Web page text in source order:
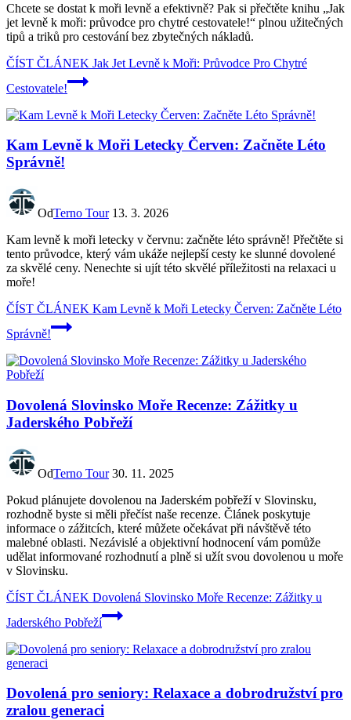
Chcete se dostat k moři levně a efektivně? Pak si přečtěte knihu „Jak
jet levně k moři: průvodce pro chytré cestovatele!“ plnou užitečných
tipů a triků pro cestování bez zbytečných nákladů.
ČÍST ČLÁNEK Jak Jet Levně k Moři: Průvodce Pro Chytré
Cestovatele!
Kam Levně k Moři Letecky Červen: Začněte Léto
Správně!
OdTerno Tour 13. 3. 2026
Kam levně k moři letecky v červnu: začněte léto správně! Přečtěte si
tento průvodce, který vám ukáže nejlepší cesty ke slunné dovolené
za skvělé ceny. Nenechte si ujít této skvělé příležitosti na relaxaci u
moře!
ČÍST ČLÁNEK Kam Levně k Moři Letecky Červen: Začněte Léto
Správně!
Dovolená Slovinsko Moře Recenze: Zážitky u
Jaderského Pobřeží
OdTerno Tour 30. 11. 2025
Pokud plánujete dovolenou na Jaderském pobřeží v Slovinsku,
rozhodně byste si měli přečíst naše recenze. Článek poskytuje
informace o zážitcích, které můžete očekávat při návštěvě této
malebné oblasti. Nezávislé a objektivní hodnocení vám pomůže
udělat informované rozhodnutí a plně si užít svou dovolenou u moře
v Slovinsku.
ČÍST ČLÁNEK Dovolená Slovinsko Moře Recenze: Zážitky u
Jaderského Pobřeží
Dovolená pro seniory: Relaxace a dobrodružství pro
zralou generaci